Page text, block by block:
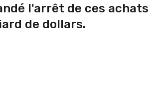
l'arrêt de ces achats
de dollars.